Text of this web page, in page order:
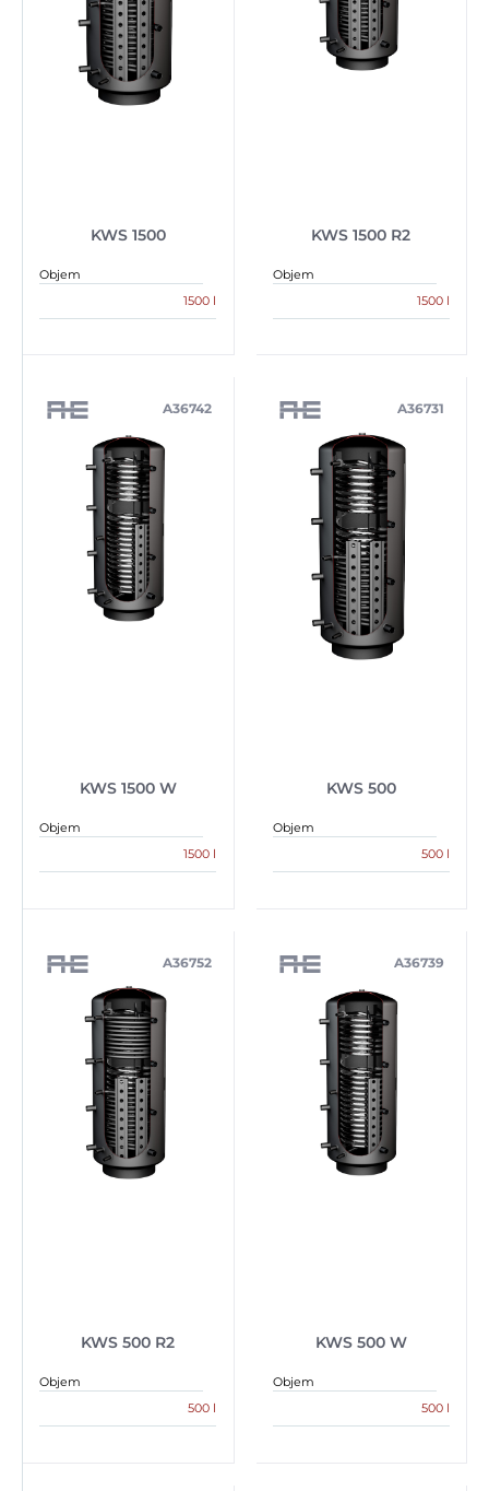
KWS 1500
Objem
1500 l
KWS 1500 R2
Objem
1500 l
KWS 1500 W
A36742
Objem
1500 l
KWS 500
A36731
Objem
500 l
KWS 500 R2
A36752
Objem
500 l
KWS 500 W
A36739
Objem
500 l